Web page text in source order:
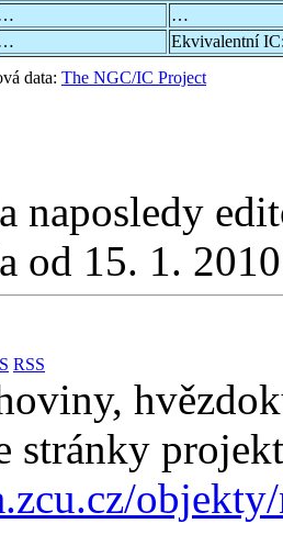
…
Ekvivalentní
data: The NGC/IC Project
naposledy
od 15. 1.
RSS
stránky